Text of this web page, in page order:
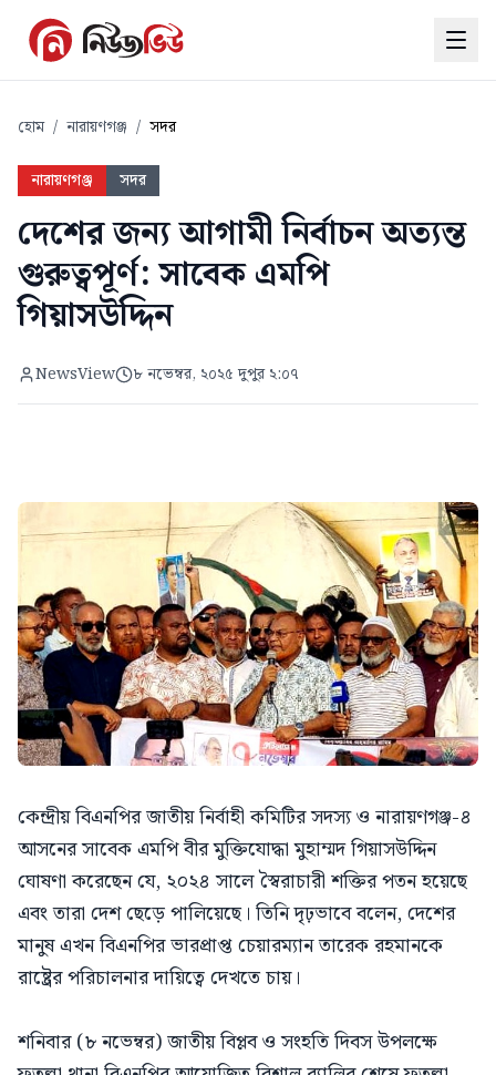
হোম / নারায়ণগঞ্জ / সদর
নারায়ণগঞ্জ সদর
দেশের জন্য আগামী নির্বাচন অত্যন্ত
গুরুত্বপূর্ণ: সাবেক এমপি
গিয়াসউদ্দিন
NewsView ৮ নভেম্বর, ২০২৫ দুপুর ২:০৭
কেন্দ্রীয় বিএনপির জাতীয় নির্বাহী কমিটির সদস্য ও নারায়ণগঞ্জ-৪
আসনের সাবেক এমপি বীর মুক্তিযোদ্ধা মুহাম্মদ গিয়াসউদ্দিন
ঘোষণা করেছেন যে, ২০২৪ সালে স্বৈরাচারী শক্তির পতন হয়েছে
এবং তারা দেশ ছেড়ে পালিয়েছে। তিনি দৃঢ়ভাবে বলেন, দেশের
মানুষ এখন বিএনপির ভারপ্রাপ্ত চেয়ারম্যান তারেক রহমানকে
রাষ্ট্রের পরিচালনার দায়িত্বে দেখতে চায়।
শনিবার (৮ নভেম্বর) জাতীয় বিপ্লব ও সংহতি দিবস উপলক্ষে